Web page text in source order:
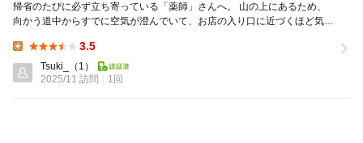
帰省のたびに必ず立ち寄っている「薬師」さんへ。 山の上にあるため、
向かう道中からすでに空気が澄んでいて、お店の入り口に近づくほど気持
3.5
Tsuki_
（1）
2025/11 訪問
1回